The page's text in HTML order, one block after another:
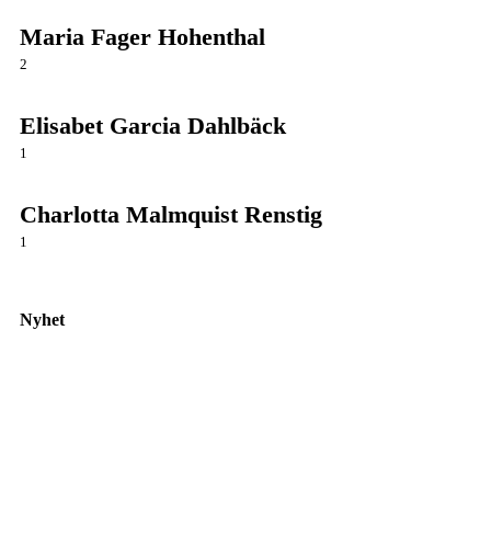
Maria Fager Hohenthal
2
Elisabet Garcia Dahlbäck
1
Charlotta Malmquist Renstig
1
Nyhet